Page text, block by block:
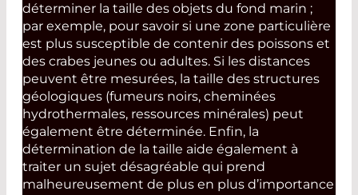
déterminer la taille des objets du fond marin ;
par exemple, pour savoir si une zone particulière
est plus susceptible de contenir des poissons et
des crabes jeunes ou adultes. Si les distances
peuvent être mesurées, la taille des structures
géologiques (fumeurs noirs, cheminées
hydrothermales, ressources minérales) peut
également être déterminée. Enfin, la
détermination de la taille aide également à
traiter un sujet désagréable qui prend
malheureusement de plus en plus d’importance